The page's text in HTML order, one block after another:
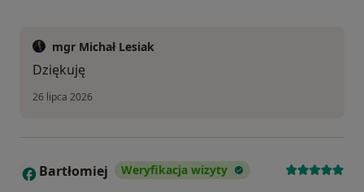
mgr Michał Lesiak
Dziękuję
26 lipca 2026
B Bartłomiej Weryfikacja wizyty